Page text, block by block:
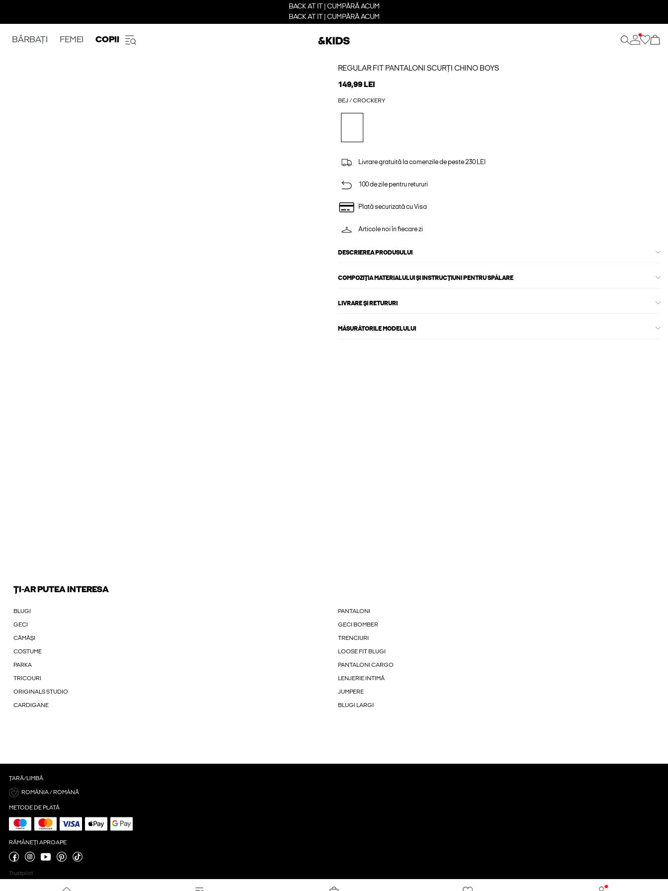
BACK AT IT | CUMPĂRĂ ACUM
BACK AT IT | CUMPĂRĂ ACUM
BĂRBAȚI FEMEI COPII
REGULAR FIT PANTALONI SCURȚI CHINO BOYS
149,99 LEI
BEJ / CROCKERY
Livrare gratuită la comenzile de peste 230 LEI
100 de zile pentru retururi
Plată securizată cu Visa
Articole noi în fiecare zi
DESCRIEREA PRODUSULUI
COMPOZIȚIA MATERIALULUI ȘI INSTRUCȚIUNI PENTRU SPĂLARE
LIVRARE ȘI RETURURI
MĂSURĂTORILE MODELULUI
ȚI-AR PUTEA INTERESA
BLUGI PANTALONI
GECI GECI BOMBER
CĂMĂȘI TRENCIURI
COSTUME LOOSE FIT BLUGI
PARKA PANTALONI CARGO
TRICOURI LENJERIE INTIMĂ
ORIGINALS STUDIO JUMPERE
CARDIGANE BLUGI LARGI
ȚARĂ/LIMBĂ
ROMÂNIA / ROMÂNĂ
METODE DE PLATĂ
RĂMÂNEȚI APROAPE
Trustpilot